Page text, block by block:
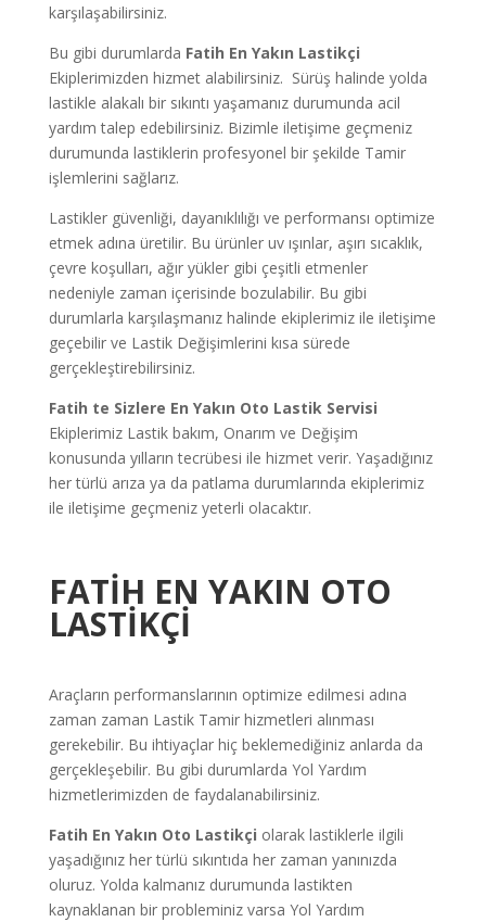
karşılaşabilirsiniz.
Bu gibi durumlarda Fatih En Yakın Lastikçi
Ekiplerimizden hizmet alabilirsiniz. Sürüş halinde yolda
lastikle alakalı bir sıkıntı yaşamanız durumunda acil
yardım talep edebilirsiniz. Bizimle iletişime geçmeniz
durumunda lastiklerin profesyonel bir şekilde Tamir
işlemlerini sağlarız.
Lastikler güvenliği, dayanıklılığı ve performansı optimize
etmek adına üretilir. Bu ürünler uv ışınlar, aşırı sıcaklık,
çevre koşulları, ağır yükler gibi çeşitli etmenler
nedeniyle zaman içerisinde bozulabilir. Bu gibi
durumlarla karşılaşmanız halinde ekiplerimiz ile iletişime
geçebilir ve Lastik Değişimlerini kısa sürede
gerçekleştirebilirsiniz.
Fatih te Sizlere En Yakın Oto Lastik Servisi
Ekiplerimiz Lastik bakım, Onarım ve Değişim
konusunda yılların tecrübesi ile hizmet verir. Yaşadığınız
her türlü arıza ya da patlama durumlarında ekiplerimiz
ile iletişime geçmeniz yeterli olacaktır.
FATİH EN YAKIN OTO
LASTİKÇİ
Araçların performanslarının optimize edilmesi adına
zaman zaman Lastik Tamir hizmetleri alınması
gerekebilir. Bu ihtiyaçlar hiç beklemediğiniz anlarda da
gerçekleşebilir. Bu gibi durumlarda Yol Yardım
hizmetlerimizden de faydalanabilirsiniz.
Fatih En Yakın Oto Lastikçi olarak lastiklerle ilgili
yaşadığınız her türlü sıkıntıda her zaman yanınızda
oluruz. Yolda kalmanız durumunda lastikten
kaynaklanan bir probleminiz varsa Yol Yardım